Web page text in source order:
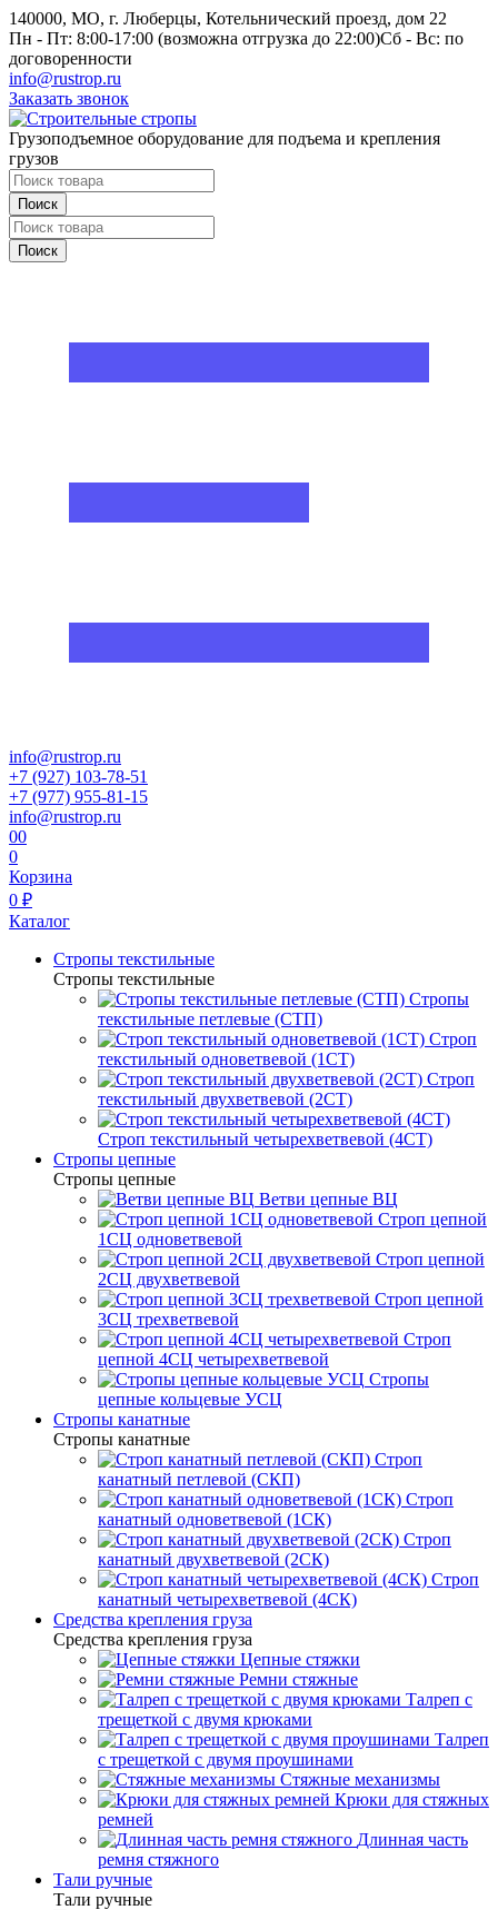
140000, МО, г. Люберцы, Котельнический проезд, дом 22
Пн - Пт: 8:00-17:00 (возможна отгрузка до 22:00)Сб - Вс: по
договоренности
info@rustrop.ru
Заказать звонок
Грузоподъемное оборудование для подъема и крепления
грузов
Поиск
Поиск
info@rustrop.ru
+7 (927) 103-78-51
+7 (977) 955-81-15
info@rustrop.ru
00
0
Корзина
0 ₽
Каталог
Стропы текстильные
Стропы текстильные
Стропы
текстильные петлевые (СТП)
Строп
текстильный одноветвевой (1СТ)
Строп
текстильный двухветвевой (2СТ)
Строп текстильный четырехветвевой (4СТ)
Стропы цепные
Стропы цепные
Ветви цепные ВЦ
Строп цепной
1СЦ одноветвевой
Строп цепной
2СЦ двухветвевой
Строп цепной
3СЦ трехветвевой
Строп
цепной 4СЦ четырехветвевой
Стропы
цепные кольцевые УСЦ
Стропы канатные
Стропы канатные
Строп
канатный петлевой (СКП)
Строп
канатный одноветвевой (1СК)
Строп
канатный двухветвевой (2СК)
Строп
канатный четырехветвевой (4СК)
Средства крепления груза
Средства крепления груза
Цепные стяжки
Ремни стяжные
Талреп с
трещеткой с двумя крюками
Талреп
с трещеткой с двумя проушинами
Стяжные механизмы
Крюки для стяжных
ремней
Длинная часть
ремня стяжного
Тали ручные
Тали ручные